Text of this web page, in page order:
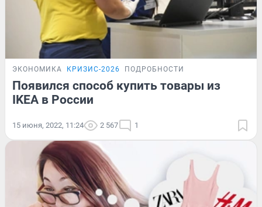
ЭКОНОМИКА КРИЗИС-2026 ПОДРОБНОСТИ
Появился способ купить товары из
IKEA в России
15 июня, 2022, 11:24 2 567 1